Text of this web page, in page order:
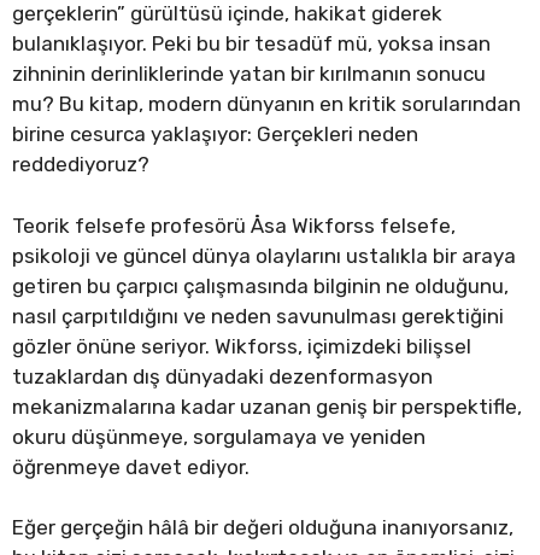
gerçeklerin” gürültüsü içinde, hakikat giderek
bulanıklaşıyor. Peki bu bir tesadüf mü, yoksa insan
zihninin derinliklerinde yatan bir kırılmanın sonucu
mu? Bu kitap, modern dünyanın en kritik sorularından
birine cesurca yaklaşıyor: Gerçekleri neden
reddediyoruz?
Teorik felsefe profesörü Åsa Wikforss felsefe,
psikoloji ve güncel dünya olaylarını ustalıkla bir araya
getiren bu çarpıcı çalışmasında bilginin ne olduğunu,
nasıl çarpıtıldığını ve neden savunulması gerektiğini
gözler önüne seriyor. Wikforss, içimizdeki bilişsel
tuzaklardan dış dünyadaki dezenformasyon
mekanizmalarına kadar uzanan geniş bir perspektifle,
okuru düşünmeye, sorgulamaya ve yeniden
öğrenmeye davet ediyor.
Eğer gerçeğin hâlâ bir değeri olduğuna inanıyorsanız,